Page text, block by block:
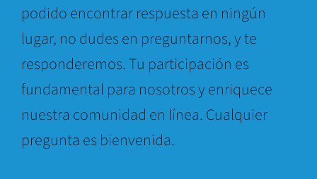
podido encontrar respuesta en ningún
lugar, no dudes en preguntarnos, y te
responderemos. Tu participación es
fundamental para nosotros y enriquece
nuestra comunidad en línea. Cualquier
pregunta es bienvenida.